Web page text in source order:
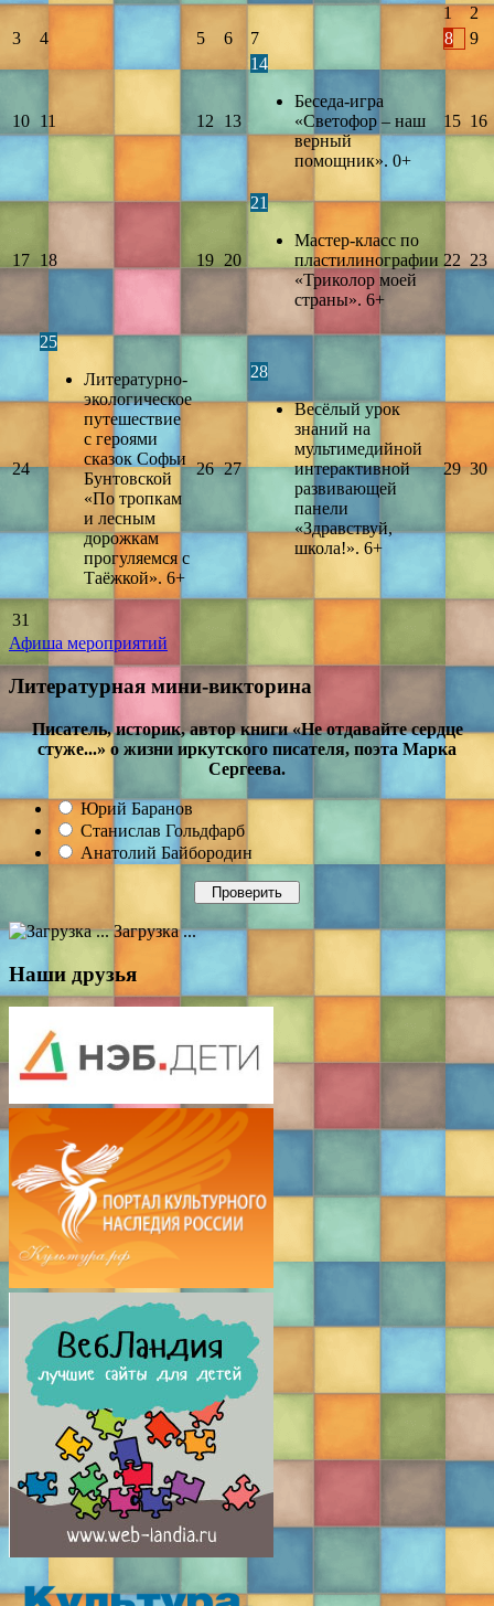
1
2
3
4 5 6 7 8 9
10 11 12 13
14
Беседа-игра
«Светофор – наш
верный
помощник». 0+
15 16
17 18 19 20
21
Мастер-класс по
пластилинографии
«Триколор моей
страны». 6+
22 23
24
25
Литературно-
экологическое
путешествие
с героями
сказок Софьи
Бунтовской
«По тропкам
и лесным
дорожкам
прогуляемся с
Таёжкой». 6+
26 27
28
Весёлый урок
знаний на
мультимедийной
интерактивной
развивающей
панели
«Здравствуй,
школа!». 6+
29 30
31
Афиша мероприятий
Литературная мини-викторина
Писатель, историк, автор книги «Не отдавайте сердце
стуже...» о жизни иркутского писателя, поэта Марка
Сергеева.
Юрий Баранов
Станислав Гольдфарб
Анатолий Байбородин
Загрузка ...
Наши друзья